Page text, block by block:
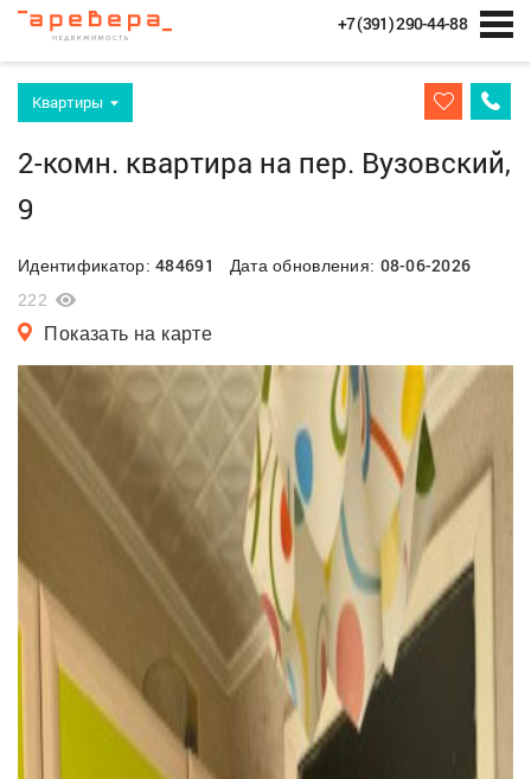
+7 (391) 290-44-88
Квартиры
2-комн. квартира на пер. Вузовский,
9
Идентификатор:484691 Дата обновления: 08-06-2026
222
Показать на карте